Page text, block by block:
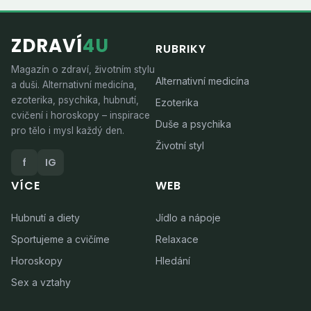
ZDRAVÍ4U
Magazín o zdraví, životním stylu
a duši. Alternativní medicína,
ezoterika, psychika, hubnutí,
cvičení i horoskopy – inspirace
pro tělo i mysl každý den.
f IG
RUBRIKY
Alternativní medicína
Ezoterika
Duše a psychika
Životní styl
VÍCE
Hubnutí a diety
Sportujeme a cvičíme
Horoskopy
Sex a vztahy
WEB
Jídlo a nápoje
Relaxace
Hledání